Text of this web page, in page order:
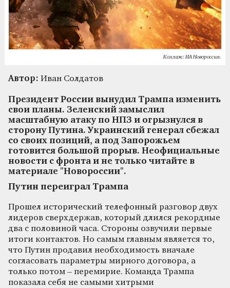
Коллаж: ИА Новороссия.
Автор: Иван Солдатов
Президент России вынудил Трампа изменить
свои планы. Зеленский замыслил
масштабную атаку по НПЗ и огрызнулся в
сторону Путина. Украинский генерал сбежал
со своих позиций, а под Запорожьем
готовится большой прорыв. Неофициальные
новости с фронта и не только читайте в
материале "Новороссии".
Путин переиграл Трампа
Прошел исторический телефонный разговор двух
лидеров сверхдержав, который длился рекордные
два с половиной часа. Стороны озвучили первые
итоги контактов. Но самым главным является то,
что Путин продавил необходимость вначале
согласовать параметры мирного договора, а
только потом – перемирие. Команда Трампа
показала себя не самыми хитрыми